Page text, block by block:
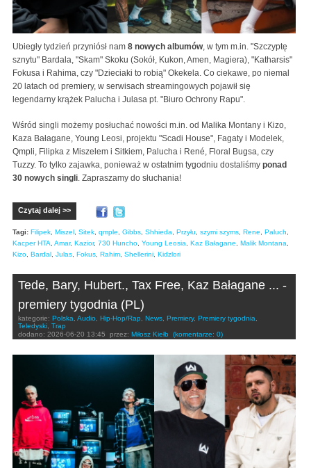
Ubiegły tydzień przyniósł nam 8 nowych albumów, w tym m.in. "Szczyptę
sznytu" Bardala, "Skam" Skoku (Sokół, Kukon, Amen, Magiera), "Katharsis"
Fokusa i Rahima, czy "Dzieciaki to robią" Okekela. Co ciekawe, po niemal
20 latach od premiery, w serwisach streamingowych pojawił się
legendarny krążek Palucha i Julasa pt. "Biuro Ochrony Rapu".
Wśród singli możemy posłuchać nowości m.in. od Malika Montany i Kizo,
Kaza Bałagane, Young Leosi, projektu "Scadi House", Fagaty i Modelek,
Qmpli, Filipka z Miszelem i Sitkiem, Palucha i René, Floral Bugsa, czy
Tuzzy. To tylko zajawka, ponieważ w ostatnim tygodniu dostaliśmy ponad
30 nowych singli . Zapraszamy do słuchania!
Czytaj dalej >>
Tagi: Filipek Miszel Sitek qmple Gibbs Shhieda Przyłu szymi szyms Rene Paluch
Kacper HTA Amar, Kazior, 730 Huncho Young Leosia Kaz Bałagane Malik Montana
Kizo Bardal Julas Fokus Rahim Shellerini Kidzlori
Tede, Bary, Hubert., Tax Free, Kaz Bałagane ... -
premiery tygodnia (PL)
kategorie: Polska Audio Hip-Hop/Rap News Premiery, Premiery tygodnia
Teledyski Trap
dodano: 2026-06-20 13:45 przez: Miłosz Kiełb (komentarze: 0)